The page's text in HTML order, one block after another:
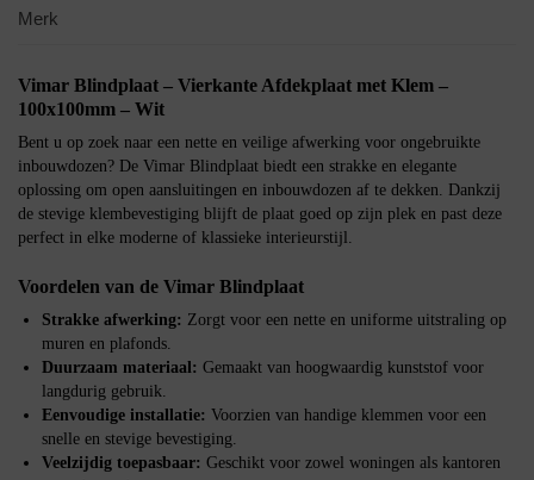
Merk
Vimar Blindplaat – Vierkante Afdekplaat met Klem –
100x100mm – Wit
Bent u op zoek naar een nette en veilige afwerking voor ongebruikte
inbouwdozen? De Vimar Blindplaat biedt een strakke en elegante
oplossing om open aansluitingen en inbouwdozen af te dekken. Dankzij
de stevige klembevestiging blijft de plaat goed op zijn plek en past deze
perfect in elke moderne of klassieke interieurstijl.
Voordelen van de Vimar Blindplaat
Strakke afwerking: Zorgt voor een nette en uniforme uitstraling op
muren en plafonds.
Duurzaam materiaal: Gemaakt van hoogwaardig kunststof voor
langdurig gebruik.
Eenvoudige installatie: Voorzien van handige klemmen voor een
snelle en stevige bevestiging.
Veelzijdig toepasbaar: Geschikt voor zowel woningen als kantoren